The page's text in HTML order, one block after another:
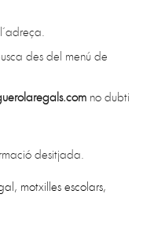
des del menú de
no dubti
desitjada.
motxilles escolars,